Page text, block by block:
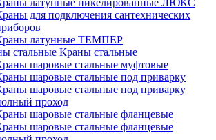
для подключения сантехнических
латунные ТЕМПЕР
Краны стальные
шаровые стальные муфтовые
шаровые стальные под приварку
шаровые стальные под приварку
проход
шаровые стальные фланцевые
шаровые стальные фланцевые